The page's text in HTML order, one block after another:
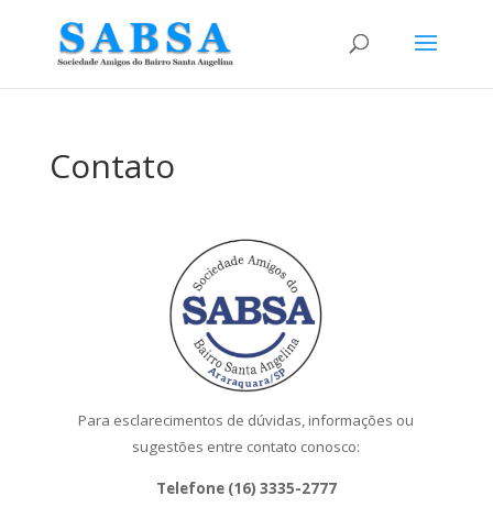
Contato
Para esclarecimentos de dúvidas, informações ou
sugestões entre contato conosco:
Telefone (16) 3335-2777